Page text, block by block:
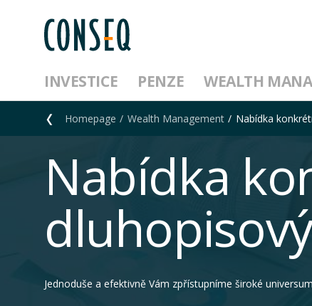
INVESTICE PENZE WEALTH
Homepage Wealth Management Nabídka
Nabídka
Jednoduše a efektivně Vám zpřístupníme široké